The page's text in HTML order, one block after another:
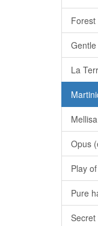
La
Opus
Play
Pure